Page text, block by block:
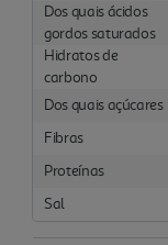
Dos quais ácidos
gordos saturados
Hidratos de
carbono
Dos quais açúcares
Fibras
Proteínas
Sal